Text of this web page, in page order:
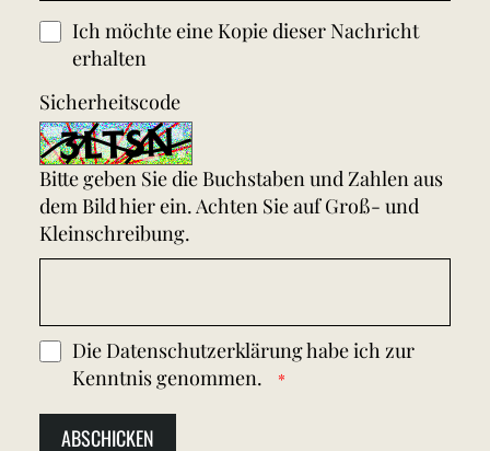
Ich möchte eine Kopie dieser Nachricht
erhalten
Sicherheitscode
Bitte geben Sie die Buchstaben und Zahlen aus
dem Bild hier ein. Achten Sie auf Groß- und
Kleinschreibung.
Die Datenschutzerklärunghabe ich zur
Kenntnis genommen.
ABSCHICKEN